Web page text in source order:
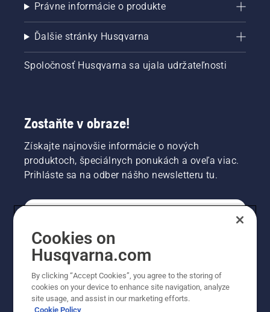
Právne informácie o produkte
Ďalšie stránky Husqvarna
Spoločnosť Husqvarna sa ujala udržateľnosti
Zostaňte v obraze!
Získajte najnovšie informácie o nových
produktoch, špeciálnych ponukách a oveľa viac.
Prihláste sa na odber nášho newsletteru tu.
PROFESIONÁLNE
Cookies on
Husqvarna.com
By clicking “Accept Cookies”, you agree to the storing of
cookies on your device to enhance site navigation, analyze
site usage, and assist in our marketing efforts.
Cookie Policy